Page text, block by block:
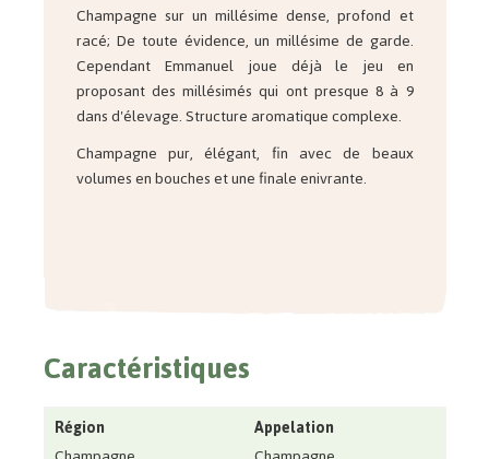
Champagne sur un millésime dense, profond et
racé; De toute évidence, un millésime de garde.
Cependant Emmanuel joue déjà le jeu en
proposant des millésimés qui ont presque 8 à 9
dans d'élevage. Structure aromatique complexe.
Champagne pur, élégant, fin avec de beaux
volumes en bouches et une finale enivrante.
Caractéristiques
Région
Appelation